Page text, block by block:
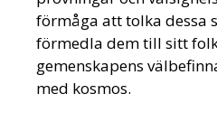
förmåga att tolka dessa
förmedla dem till sitt
gemenskapens
med kosmos.